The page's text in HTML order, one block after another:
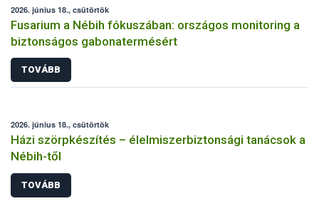
2026. június 18., csütörtök
Fusarium a Nébih fókuszában: országos monitoring a
biztonságos gabonatermésért
TOVÁBB
2026. június 18., csütörtök
Házi szörpkészítés – élelmiszerbiztonsági tanácsok a
Nébih-től
TOVÁBB